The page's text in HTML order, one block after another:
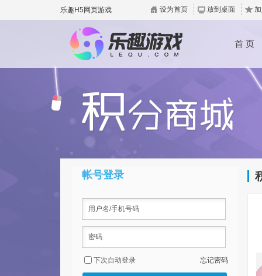
乐趣H5网页游戏 设为首页 放到桌面
首 页
帐号登录
下次自动登录 忘记密码